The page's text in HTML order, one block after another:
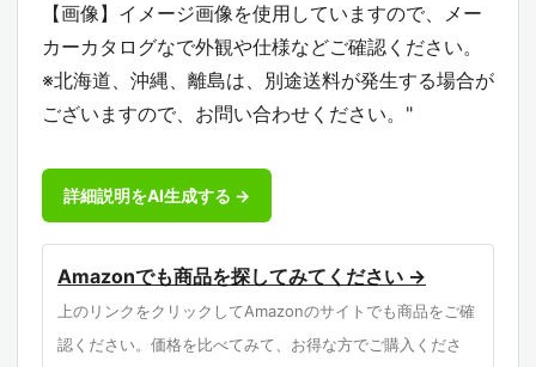
【画像】イメージ画像を使用していますので、メー
カーカタログなで外観や仕様などご確認ください。
※北海道、沖縄、離島は、別途送料が発生する場合が
ございますので、お問い合わせください。"
詳細説明をAI生成する →
Amazonでも商品を探してみてください →
上のリンクをクリックしてAmazonのサイトでも商品をご確
認ください。価格を比べてみて、お得な方でご購入くださ